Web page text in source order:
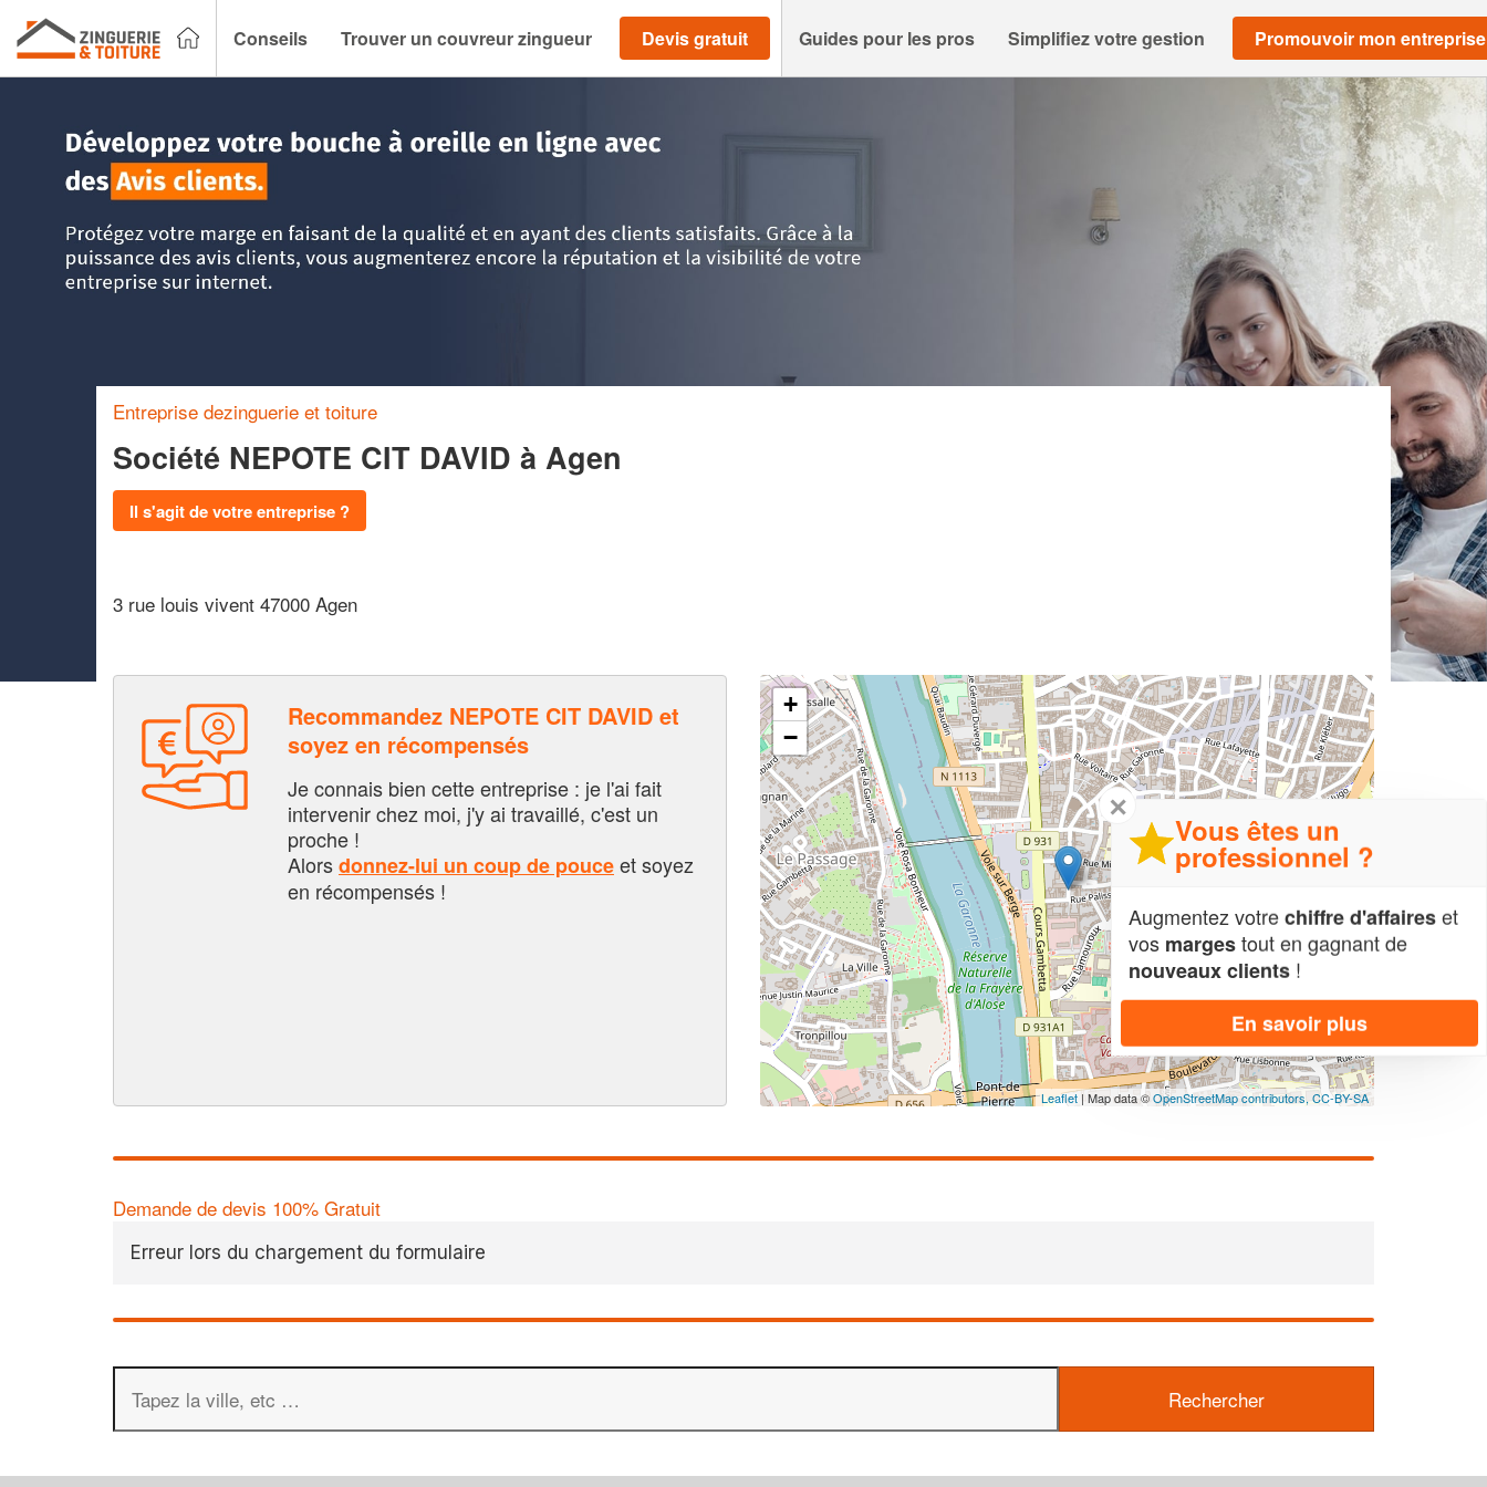
Conseils Trouver un couvreur zingueur Devis gratuit Guides pour les pros Simplifiez votre gestion Promouvoir mon entreprise
Entreprise dezinguerie et toiture
Société NEPOTE CIT DAVID à Agen
Il s'agit de votre entreprise ?
3 rue louis vivent 47000 Agen
Recommandez NEPOTE CIT DAVID et
soyez en récompensés
Je connais bien cette entreprise : je l'ai fait
intervenir chez moi, j'y ai travaillé, c'est un
proche !
Alorsdonnez-lui un coup de pouceet soyez
en récompensés !
+
−
Leaflet | Map data ©OpenStreetMap contributors, CC-BY-SA
Demande de devis 100% Gratuit
Erreur lors du chargement du formulaire
✕
Vous êtes un
professionnel ?
Augmentez votrechiffre d'affaireset
vos margestout en gagnant de
nouveaux clients !
En savoir plus